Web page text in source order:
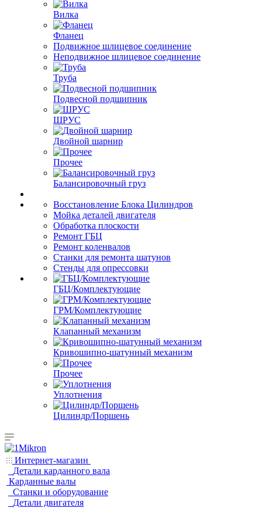
Вилка
Фланец
Подвижное шлицевое соединение
Неподвижное шлицевое соединение
Труба
Подвесной подшипник
ШРУС
Двойной шарнир
Прочее
Балансировочный груз
Восстановление Блока Цилиндров
Мойка деталей двигателя
Обработка плоскости
Ремонт ГБЦ
Ремонт коленвалов
Станки для ремонта шатунов
Стенды для опрессовки
ГБЦ/Комплектующие
ГРМ/Комплектующие
Клапанный механизм
Кривошипно-шатунный механизм
Прочее
Уплотнения
Цилиндр/Поршень
Интернет-магазин
Детали карданного вала
Карданные валы
Станки и оборудование
Детали двигателя